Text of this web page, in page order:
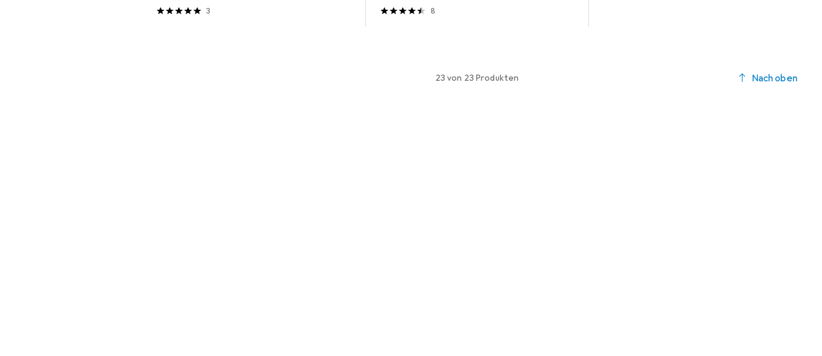
3 8
23 von 23 Produkten Nach oben